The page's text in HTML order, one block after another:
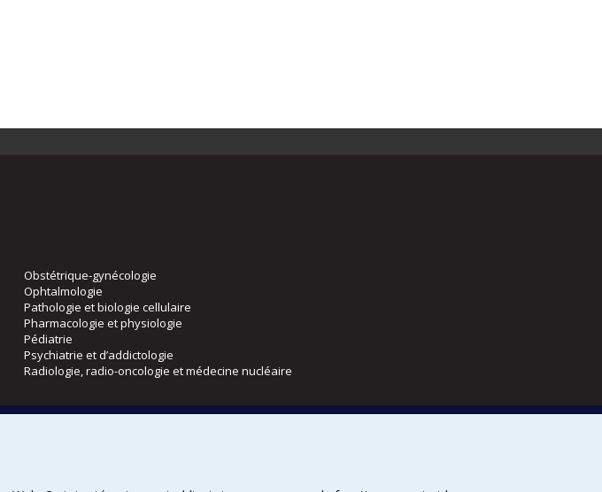
Obstétrique-gynécologie
Ophtalmologie
Pathologie et biologie cellulaire
Pharmacologie et physiologie
Pédiatrie
Psychiatrie et d’addictologie
Radiologie, radio-oncologie et médecine nucléaire